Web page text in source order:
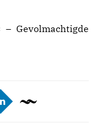
Gevolmachtigde